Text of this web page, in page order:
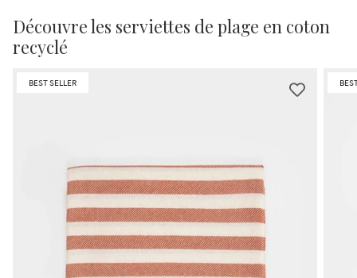
Découvre les serviettes de plage en coton
recyclé
BEST SELLER